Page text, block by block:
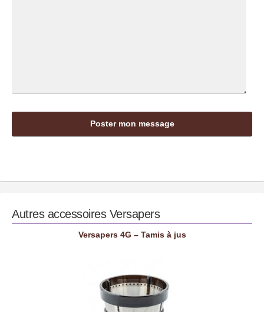
Autres accessoires Versapers
Versapers 4G – Tamis à jus